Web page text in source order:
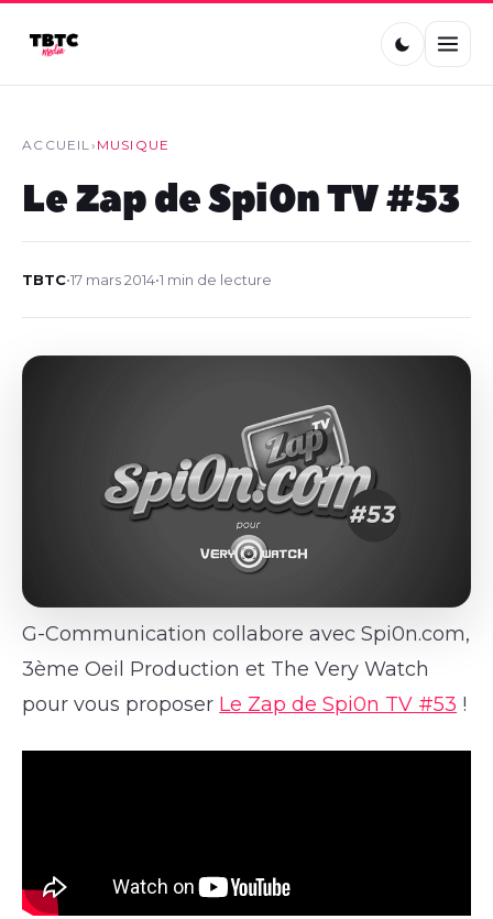
ACCUEIL› MUSIQUE
Le Zap de Spi0n TV #53
TBTC•17 mars 2014•1 min de lecture
G-Communication collabore avec Spi0n.com,
3ème Oeil Production et The Very Watch
pour vous proposer Le Zap de Spi0n TV #53 !